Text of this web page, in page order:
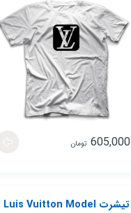
605,000 تومان
تیشرت Luis Vuitton Model